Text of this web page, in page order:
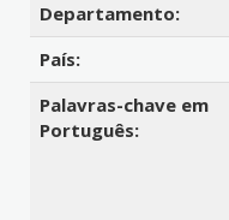
Departamento:
País:
Palavras-chave em
Português: